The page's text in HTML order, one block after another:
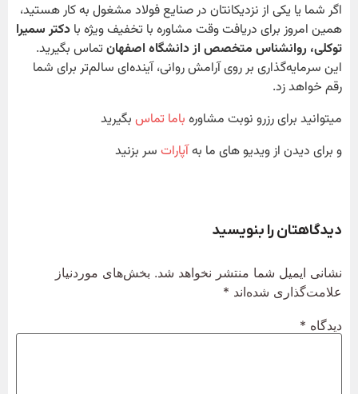
اگر شما یا یکی از نزدیکانتان در صنایع فولاد مشغول به کار هستید،
همین امروز برای دریافت وقت مشاوره با تخفیف ویژه با دکتر سمیرا
توکلی، روانشناس متخصص از دانشگاه اصفهانتماس بگیرید.
این سرمایه‌گذاری بر روی آرامش روانی، آینده‌ای سالم‌تر برای شما
رقم خواهد زد.
میتوانید برای رزرو نوبت مشاوره باما تماسبگیرید
و برای دیدن از ویدیو های ما بهآپاراتسر بزنید
دیدگاهتان را بنویسید
نشانی ایمیل شما منتشر نخواهد شد. بخش‌های موردنیاز
علامت‌گذاری شده‌اند *
دیدگاه *